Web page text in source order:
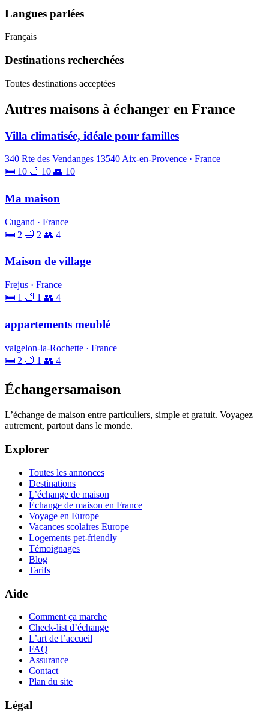
Langues parlées
Français
Destinations recherchées
Toutes destinations acceptées
Autres maisons à échanger en France
Villa climatisée, idéale pour familles
340 Rte des Vendanges 13540 Aix-en-Provence · France
🛏 10 🛁 10 👥 10
Ma maison
Cugand · France
🛏 2 🛁 2 👥 4
Maison de village
Frejus · France
🛏 1 🛁 1 👥 4
appartements meublé
valgelon-la-Rochette · France
🛏 2 🛁 1 👥 4
Échangersamaison
L’échange de maison entre particuliers, simple et gratuit. Voyagez
autrement, partout dans le monde.
Explorer
Toutes les annonces
Destinations
L’échange de maison
Échange de maison en France
Voyage en Europe
Vacances scolaires Europe
Logements pet-friendly
Témoignages
Blog
Tarifs
Aide
Comment ça marche
Check-list d’échange
L’art de l’accueil
FAQ
Assurance
Contact
Plan du site
Légal